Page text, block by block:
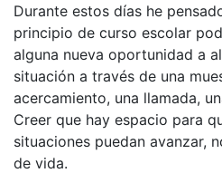
Durante estos días he
principio de curso escolar
alguna nueva oportunidad a
situación a través de una
acercamiento, una llamada,
Creer que hay espacio para
situaciones puedan avanzar,
de vida.